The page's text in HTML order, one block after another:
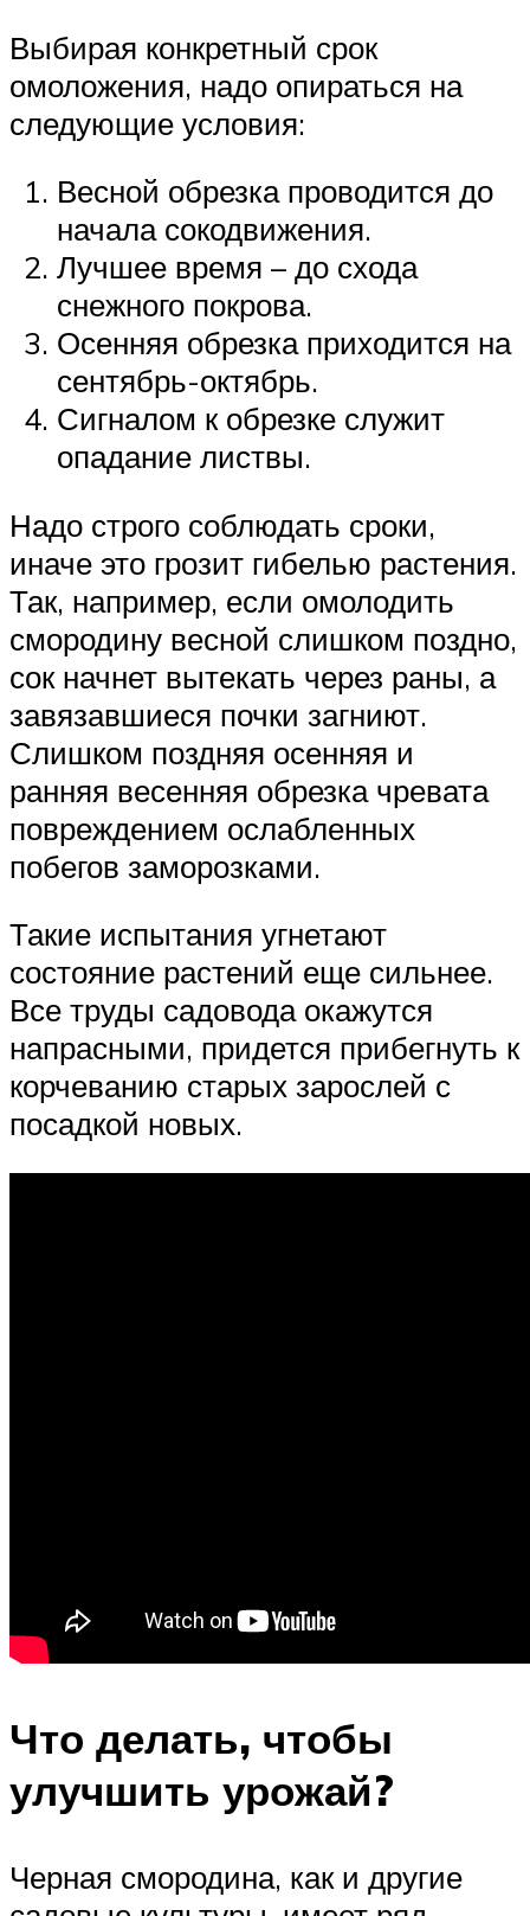
Выбирая конкретный срок
омоложения, надо опираться на
следующие условия:
Весной обрезка проводится до
начала сокодвижения.
Лучшее время – до схода
снежного покрова.
Осенняя обрезка приходится на
сентябрь-октябрь.
Сигналом к обрезке служит
опадание листвы.
Надо строго соблюдать сроки,
иначе это грозит гибелью растения.
Так, например, если омолодить
смородину весной слишком поздно,
сок начнет вытекать через раны, а
завязавшиеся почки загниют.
Слишком поздняя осенняя и
ранняя весенняя обрезка чревата
повреждением ослабленных
побегов заморозками.
Такие испытания угнетают
состояние растений еще сильнее.
Все труды садовода окажутся
напрасными, придется прибегнуть к
корчеванию старых зарослей с
посадкой новых.
Что делать, чтобы
улучшить урожай?
Черная смородина, как и другие